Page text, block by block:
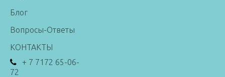
Блог
Вопросы-Ответы
КОНТАКТЫ
+ 7 7172 65-06-
72